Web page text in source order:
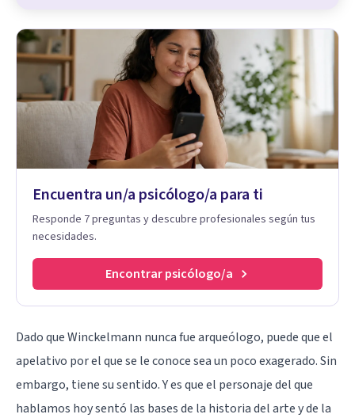
Encuentra un/a psicólogo/a para ti
Responde 7 preguntas y descubre profesionales según tus
necesidades.
Encontrar psicólogo/a
Dado que Winckelmann nunca fue arqueólogo, puede que el
apelativo por el que se le conoce sea un poco exagerado. Sin
embargo, tiene su sentido. Y es que el personaje del que
hablamos hoy sentó las bases de la historia del arte y de la